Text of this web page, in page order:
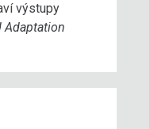
výstupy
Adaptation